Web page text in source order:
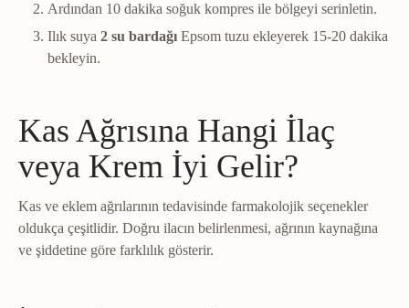
Ardından 10 dakika soğuk kompres ile bölgeyi serinletin.
Ilık suya 2 su bardağı Epsom tuzu ekleyerek 15-20 dakika
bekleyin.
Kas Ağrısına Hangi İlaç
veya Krem İyi Gelir?
Kas ve eklem ağrılarının tedavisinde farmakolojik seçenekler
oldukça çeşitlidir. Doğru ilacın belirlenmesi, ağrının kaynağına
ve şiddetine göre farklılık gösterir.